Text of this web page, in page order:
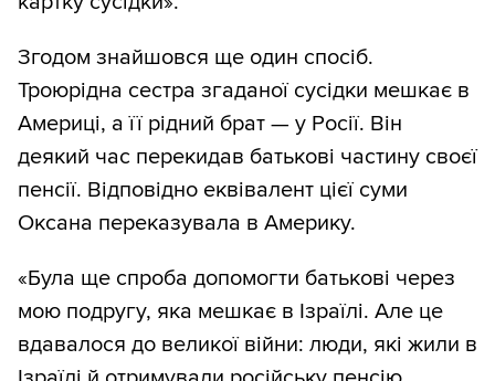
Згодом знайшовся ще один спосіб.
Троюрідна сестра згаданої сусідки мешкає в
Америці, а її рідний брат — у Росії. Він
деякий час перекидав батькові частину своєї
пенсії. Відповідно еквівалент цієї суми
Оксана переказувала в Америку.
«Була ще спроба допомогти батькові через
мою подругу, яка мешкає в Ізраїлі. Але це
вдавалося до великої війни: люди, які жили в